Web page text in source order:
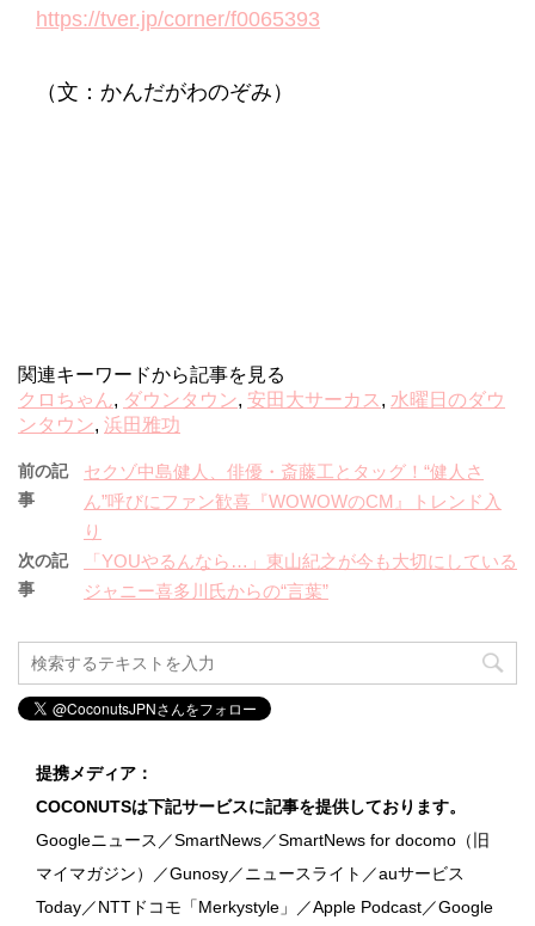
https://tver.jp/corner/f0065393
（文：かんだがわのぞみ）
関連キーワードから記事を見る
クロちゃん, ダウンタウン, 安田大サーカス , 水曜日のダウ
ンタウン, 浜田雅功
前の記
事
セクゾ中島健人、俳優・斎藤工とタッグ！“健人さ
ん”呼びにファン歓喜『WOWOWのCM』トレンド入
り
次の記
事
「YOUやるんなら…」東山紀之が今も大切にしている
ジャニー喜多川氏からの“言葉”
提携メディア：
COCONUTSは下記サービスに記事を提供しております。
Googleニュース／SmartNews／SmartNews for docomo（旧
マイマガジン）／Gunosy／ニュースライト／auサービス
Today／NTTドコモ「Merkystyle」／Apple Podcast／Google